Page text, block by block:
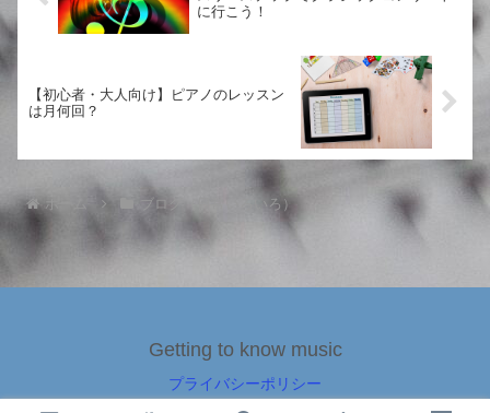
に行こう！
【初心者・大人向け】ピアノのレッスン
は月何回？
ホーム ブログ（日常いろいろ）
Getting to know music
プライバシーポリシー